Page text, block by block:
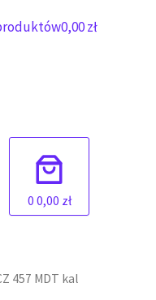
0,00 zł
0 0,00 zł
457 MDT kal